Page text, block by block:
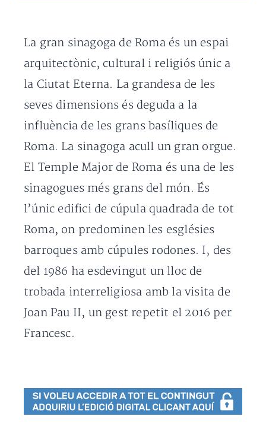
La gran sinagoga de Roma és un espai
arquitectònic, cultural i religiós únic a
la Ciutat Eterna. La grandesa de les
seves dimensions és deguda a la
influència de les grans basíliques de
Roma. La sinagoga acull un gran orgue.
El Temple Major de Roma és una de les
sinagogues més grans del món. És
l’únic edifici de cúpula quadrada de tot
Roma, on predominen les esglésies
barroques amb cúpules rodones. I, des
del 1986 ha esdevingut un lloc de
trobada interreligiosa amb la visita de
Joan Pau II, un gest repetit el 2016 per
Francesc.